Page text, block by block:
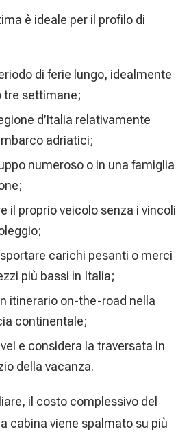
è ideale per il profilo di
di ferie lungo, idealmente
tre settimane;
d’Italia relativamente
adriatici;
numeroso o in una famiglia
il proprio veicolo senza i vincoli
carichi pesanti o merci
più bassi in Italia;
itinerario on-the-road nella
continentale;
e considera la traversata in
della vacanza.
il costo complessivo del
cabina viene spalmato su più